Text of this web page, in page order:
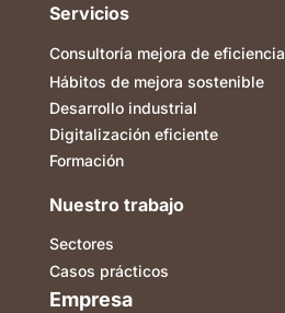
Servicios
Consultoría mejora de eficiencia
Hábitos de mejora sostenible
Desarrollo industrial
Digitalización eficiente
Formación
Nuestro trabajo
Sectores
Casos prácticos
Empresa